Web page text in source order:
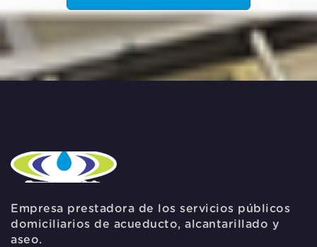
Empresa prestadora de los servicios públicos
domiciliarios de acueducto, alcantarillado y
aseo.